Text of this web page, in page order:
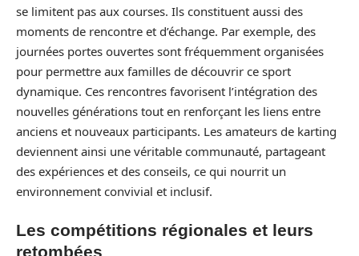
se limitent pas aux courses. Ils constituent aussi des
moments de rencontre et d’échange. Par exemple, des
journées portes ouvertes sont fréquemment organisées
pour permettre aux familles de découvrir ce sport
dynamique. Ces rencontres favorisent l’intégration des
nouvelles générations tout en renforçant les liens entre
anciens et nouveaux participants. Les amateurs de karting
deviennent ainsi une véritable communauté, partageant
des expériences et des conseils, ce qui nourrit un
environnement convivial et inclusif.
Les compétitions régionales et leurs
retombées